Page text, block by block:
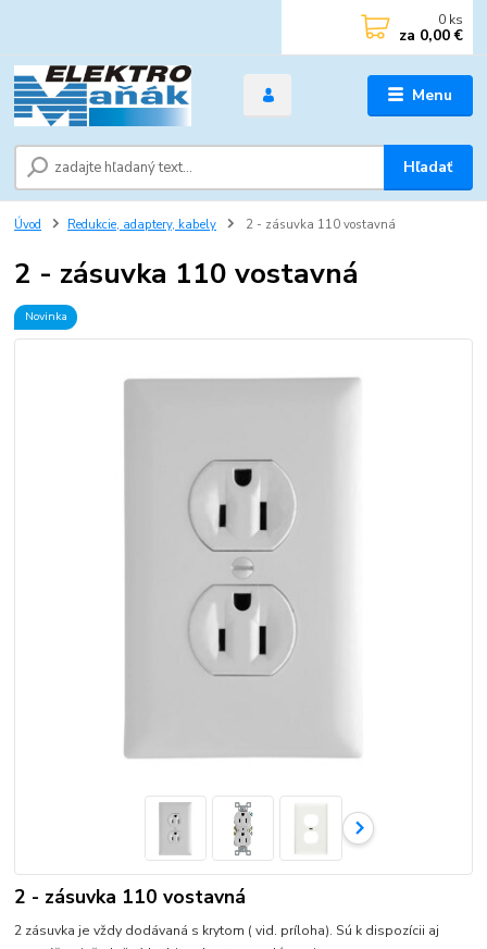
Menu
Hľadať
0 ks
za 0,00 €
Úvod Redukcie, adaptery, kabely 2 - zásuvka 110 vostavná
2 - zásuvka 110 vostavná
Novinka
2 - zásuvka 110 vostavná
2 zásuvka je vždy dodávaná s krytom ( vid. príloha). Sú k dispozícii aj